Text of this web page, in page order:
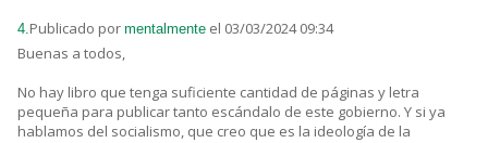
4. Publicado por mentalmente el 03/03/2024 09:34
Buenas a todos,
No hay libro que tenga suficiente cantidad de páginas y letra
pequeña para publicar tanto escándalo de este gobierno. Y si ya
hablamos del socialismo, que creo que es la ideología de la